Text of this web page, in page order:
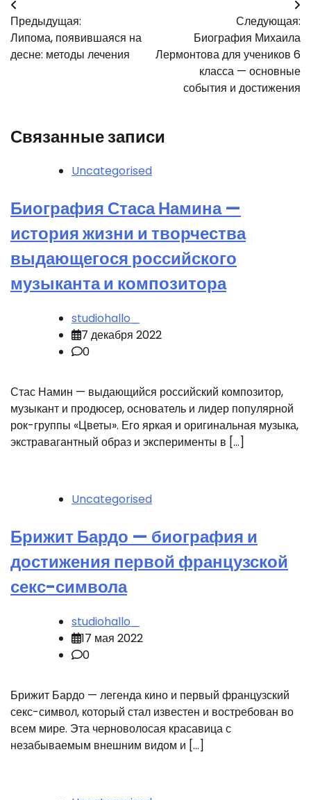
Навигация
по
записям
Предыдущая:
Липома, появившаяся на
десне: методы лечения
Следующая:
Биография Михаила
Лермонтова для учеников 6
класса — основные
события и достижения
Связанные записи
Uncategorised
Биография Стаса Намина —
история жизни и творчества
выдающегося российского
музыканта и композитора
studiohallo_
7 декабря 2022
0
Стас Намин — выдающийся российский композитор,
музыкант и продюсер, основатель и лидер популярной
рок-группы «Цветы». Его яркая и оригинальная музыка,
экстравагантный образ и эксперименты в […]
Uncategorised
Брижит Бардо — биография и
достижения первой французской
секс-символа
studiohallo_
17 мая 2022
0
Брижит Бардо — легенда кино и первый французский
секс-символ, который стал известен и востребован во
всем мире. Эта черноволосая красавица с
незабываемым внешним видом и […]